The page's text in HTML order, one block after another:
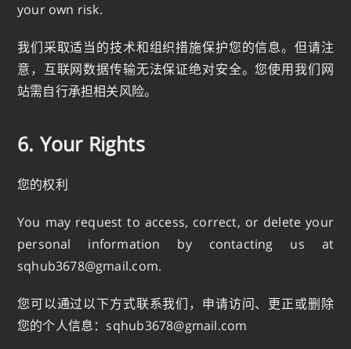
your own risk.
我们采取适当的技术和组织措施保护您的信息。但请注
意，互联网数据传输无法保证绝对安全。您使用我们网
站需自行承担相关风险。
6. Your Rights
您的权利
You may request to access, correct, or delete your
personal information by contacting us at
sqhub3678@gmail.com.
您可以通过以下方式联系我们，申请访问、更正或删除
您的个人信息： sqhub3678@gmail.com